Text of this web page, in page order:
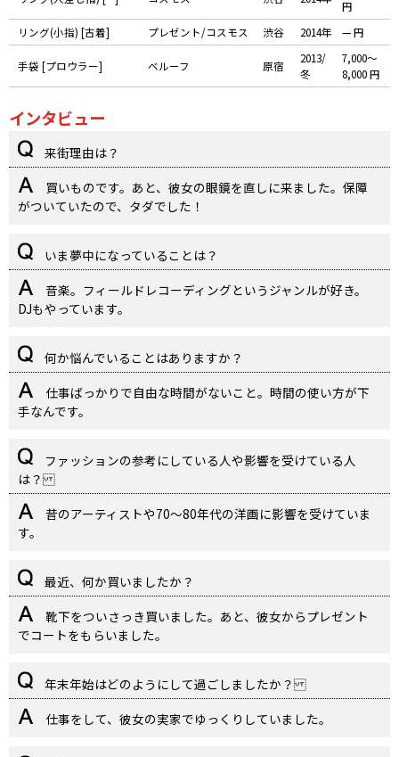
円
リング(小指) [古着]
プレゼント/コスモス 渋谷 2014年 — 円
手袋 [プロウラー] ベルーフ 原宿
2013/
冬
7,000〜
8,000 円
インタビュー
来街理由は？
買いものです。あと、彼女の眼鏡を直しに来ました。保障
がついていたので、タダでした！
いま夢中になっていることは？
音楽。フィールドレコーディングというジャンルが好き。
DJもやっています。
何か悩んでいることはありますか？
仕事ばっかりで自由な時間がないこと。時間の使い方が下
手なんです。
ファッションの参考にしている人や影響を受けている人
は？
昔のアーティストや70〜80年代の洋画に影響を受けていま
す。
最近、何か買いましたか？
靴下をついさっき買いました。あと、彼女からプレゼント
でコートをもらいました。
年末年始はどのようにして過ごしましたか？
仕事をして、彼女の実家でゆっくりしていました。